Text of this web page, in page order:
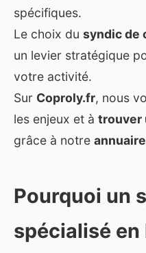
spécifiques.
Le choix du syndic de
un levier stratégique
votre activité.
Sur Coproly.fr, nous
les enjeux et à trouver
grâce à notre
Pourquoi un
spécialisé en